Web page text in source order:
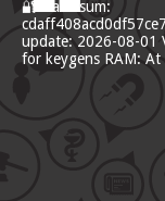
🔐 Hash sum:
update: 2026-08-01
for keygens RAM: At